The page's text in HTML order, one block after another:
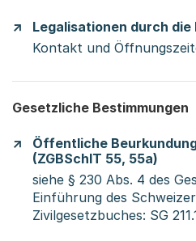
Legalisationen durch die
Kontakt und
Gesetzliche Bestimmungen
Öffentliche
(ZGBSchlT 55, 55a)
siehe § 230 Abs. 4 des
Einführung des
Zivilgesetzbuches: SG